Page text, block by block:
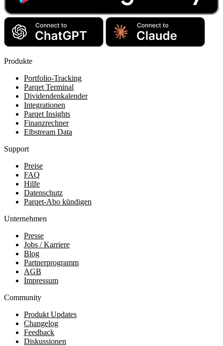
Produkte
Portfolio-Tracking
Parqet Terminal
Dividendenkalender
Integrationen
Parqet Insights
Finanzrechner
Elbstream Data
Support
Preise
FAQ
Hilfe
Datenschutz
Parqet-Abo kündigen
Unternehmen
Presse
Jobs / Karriere
Blog
Partnerprogramm
AGB
Impressum
Community
Produkt Updates
Changelog
Feedback
Diskussionen